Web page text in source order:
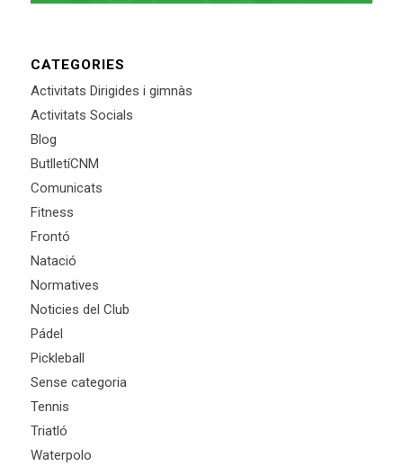
CATEGORIES
Activitats Dirigides i gimnàs
Activitats Socials
Blog
ButlletíCNM
Comunicats
Fitness
Frontó
Natació
Normatives
Noticies del Club
Pádel
Pickleball
Sense categoria
Tennis
Triatló
Waterpolo